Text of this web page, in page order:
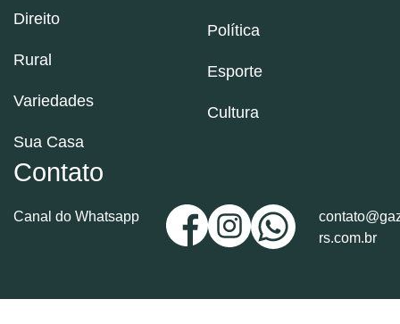
Direito
Rural
Variedades
Sua Casa
Política
Esporte
Cultura
Contato
Canal do Whatsapp
rs.com.br